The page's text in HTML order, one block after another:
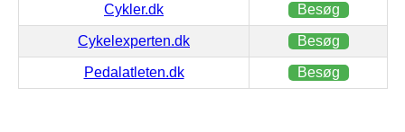
Cykler.dk Besøg
Cykelexperten.dk Besøg
Pedalatleten.dk Besøg